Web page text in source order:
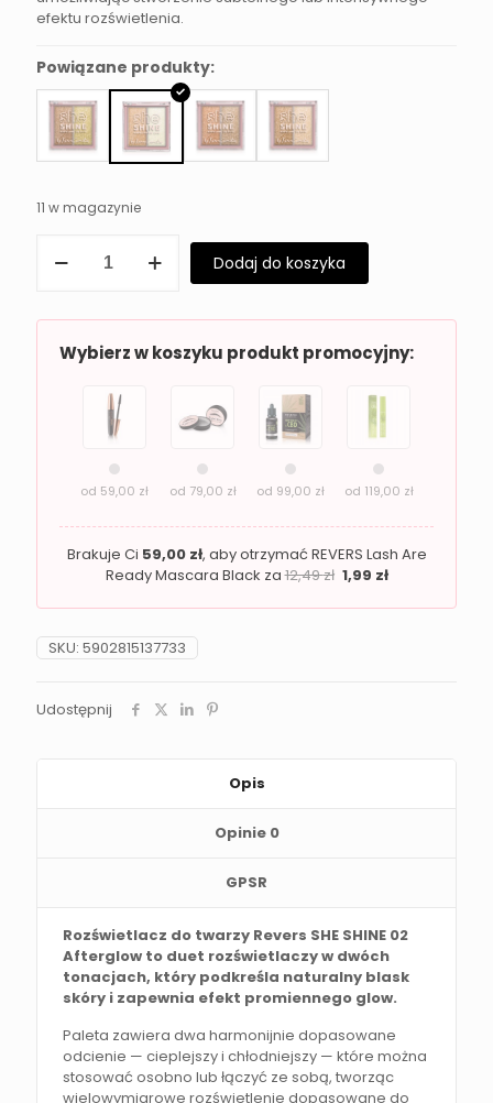
efektu rozświetlenia.
Powiązane produkty:
11 w magazynie
Rozświetlacz
Revers
SHE
Afterglow
Dodaj do koszyka
Wybierz w koszyku produkt promocyjny:
od 59,00 zł od 79,00 zł od 99,00 zł od 119,00 zł
Brakuje Ci 59,00 zł, aby otrzymać REVERS Lash Are
Ready Mascara Black za12,49zł 1,99 zł
SKU: 5902815137733
Udostępnij
Opis
Opinie 0
GPSR
Rozświetlacz do twarzy Revers SHE SHINE 02
Afterglow to duet rozświetlaczy w dwóch
tonacjach, który podkreśla naturalny blask
skóry i zapewnia efekt promiennego glow.
Paleta zawiera dwa harmonijnie dopasowane
odcienie — cieplejszy i chłodniejszy — które można
stosować osobno lub łączyć ze sobą, tworząc
wielowymiarowe rozświetlenie dopasowane do